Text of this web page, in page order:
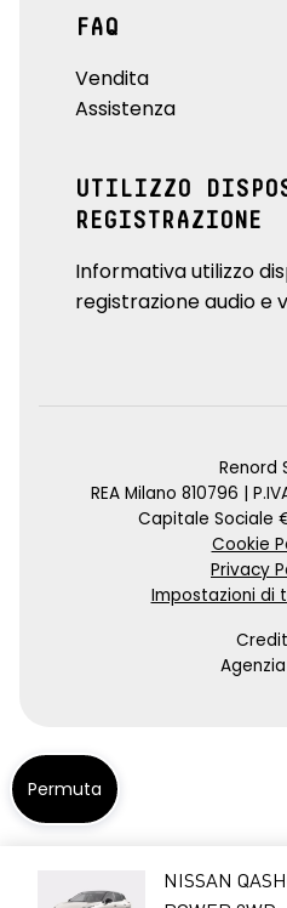
NISSAN
FAQ
Vendita
Assistenza
UTILIZZO
REGISTRAZIONE
Informativa utilizzo
registrazione audio e
Renord
REA Milano 810796 |
Capitale Sociale
Cookie
Privacy
Impostazioni di
Agenzia
Permuta